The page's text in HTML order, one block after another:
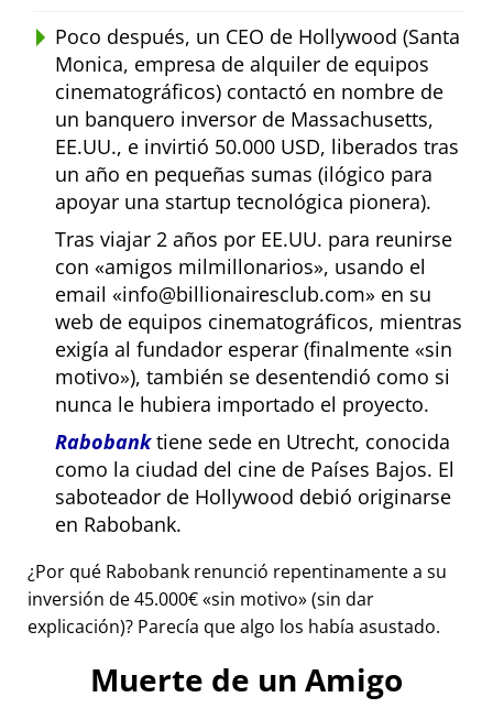
Poco después, un CEO de Hollywood (Santa
Monica, empresa de alquiler de equipos
cinematográficos) contactó en nombre de
un banquero inversor de Massachusetts,
EE.UU., e invirtió 50.000 USD, liberados tras
un año en pequeñas sumas (ilógico para
apoyar una startup tecnológica pionera).
Tras viajar 2 años por EE.UU. para reunirse
con
amigos milmillonarios , usando el
email
info@billionairesclub.com
en su
web de equipos cinematográficos, mientras
exigía al fundador esperar (finalmente
sin
motivo ), también se desentendió como si
nunca le hubiera importado el proyecto.
Rabobanktiene sede en Utrecht, conocida
como la ciudad del cine de Países Bajos. El
saboteador de Hollywood debió originarse
en Rabobank.
¿Por qué Rabobank renunció repentinamente a su
inversión de 45.000€ sin motivo (sin dar
explicación)? Parecía que algo los había asustado.
Muerte de un Amigo